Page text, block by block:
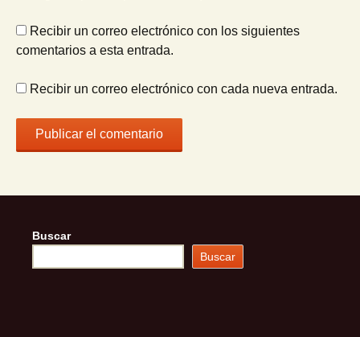
Recibir un correo electrónico con los siguientes
comentarios a esta entrada.
Recibir un correo electrónico con cada nueva entrada.
Buscar
Buscar